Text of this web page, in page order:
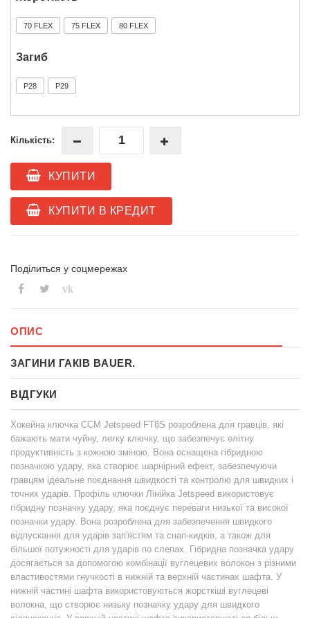
70 FLEX 75 FLEX 80 FLEX
Загиб
P28 P29
Кількість:
КУПИТИ
КУПИТИ В КРЕДИТ
Поділиться у соцмережах
vk
ОПИС
ЗАГИНИ ГАКІВ BAUER.
ВІДГУКИ
Хокейна ключка CCM Jetspeed FT8S розроблена для гравців, які
бажають мати чуйну, легку ключку, що забезпечує елітну
продуктивність з кожною зміною. Вона оснащена гібридною
позначкою удару, яка створює шарнірний ефект, забезпечуючи
гравцям ідеальне поєднання швидкості та контролю для швидких і
точних ударів. Профіль ключки Лінійка Jetspeed використовує
гібридну позначку удару, яка поєднує переваги низької та високої
позначки удару. Вона розроблена для забезпечення швидкого
відпускання для ударів зап'ястям та снап-кидків, а також для
більшої потужності для ударів по слепах. Гібридна позначка удару
досягається за допомогою комбінації вуглецевих волокон з різними
властивостями гнучкості в нижній та верхній частинах шафта. У
нижній частині шафта використовуються жорсткіші вуглецеві
волокна, що створює низьку позначку удару для швидкого